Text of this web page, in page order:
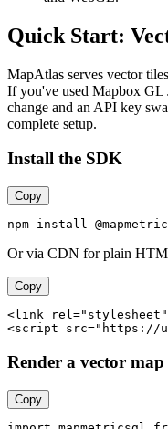
Quick Start:
MapAtlas serves vector
If you've used Mapbox GL
change and an API key
complete setup.
Install the SDK
Copy
Or via CDN for plain
Copy
<link rel="stylesheet"
<script src="https://
Render a vector map
Copy